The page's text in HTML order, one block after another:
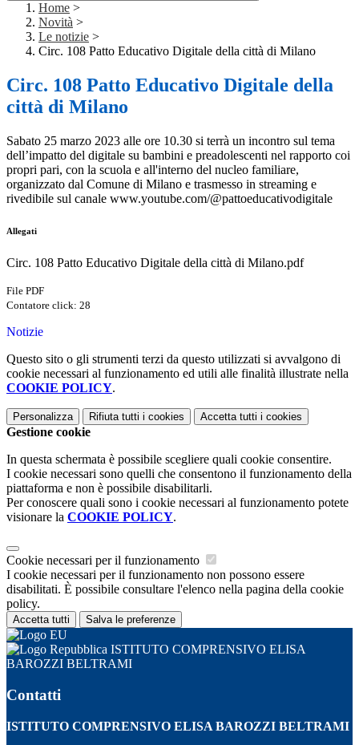
Home >
Novità >
Le notizie >
Circ. 108 Patto Educativo Digitale della città di Milano
Circ. 108 Patto Educativo Digitale della
città di Milano
Sabato 25 marzo 2023 alle ore 10.30 si terrà un incontro sul tema
dell’impatto del digitale su bambini e preadolescenti nel rapporto coi
propri pari, con la scuola e all'interno del nucleo familiare,
organizzato dal Comune di Milano e trasmesso in streaming e
rivedibile sul canale www.youtube.com/@pattoeducativodigitale
Allegati
Circ. 108 Patto Educativo Digitale della città di Milano.pdf
File PDF
Contatore click: 28
Notizie
Questo sito o gli strumenti terzi da questo utilizzati si avvalgono di
cookie necessari al funzionamento ed utili alle finalità illustrate nella
COOKIE POLICY.
Personalizza Rifiuta tutti i cookies Accetta tutti i cookies
Gestione cookie
In questa schermata è possibile scegliere quali cookie consentire.
I cookie necessari sono quelli che consentono il funzionamento della
piattaforma e non è possibile disabilitarli.
Per conoscere quali sono i cookie necessari al funzionamento potete
visionare la COOKIE POLICY.
Cookie necessari per il funzionamento
I cookie necessari per il funzionamento non possono essere
disabilitati. È possibile consultare l'elenco nella pagina della cookie
policy.
Accetta tutti Salva le preferenze
ISTITUTO COMPRENSIVO ELISA
BAROZZI BELTRAMI
Contatti
ISTITUTO COMPRENSIVO ELISA BAROZZI BELTRAMI